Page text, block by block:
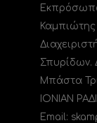
Καμπιώτης
Σπυρίδων.
Μπάστα
ΙΟΝΙΑΝ
Email: